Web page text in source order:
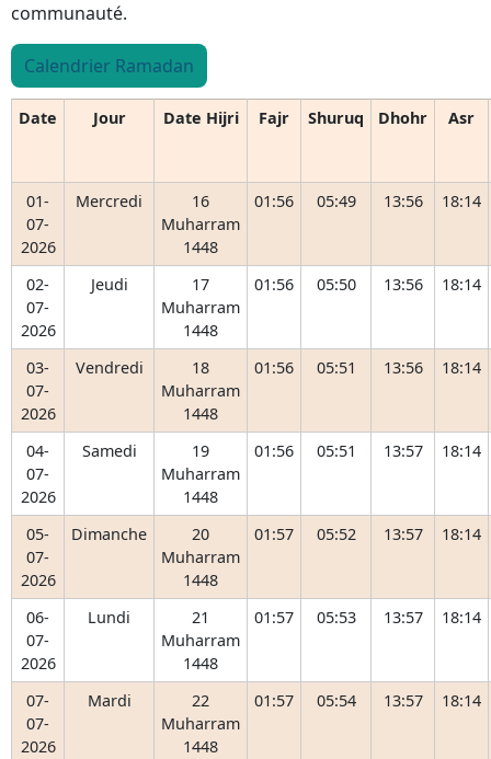
communauté.
Calendrier Ramadan
Date Jour Date Hijri Fajr Shuruq Dhohr Asr
01-
07-
2026
Mercredi
16
Muharram
1448
01:56 05:49 13:56 18:14
02-
07-
2026
Jeudi
17
Muharram
1448
01:56 05:50 13:56 18:14
03-
07-
2026
Vendredi
18
Muharram
1448
01:56 05:51 13:56 18:14
04-
07-
2026
Samedi
19
Muharram
1448
01:56 05:51 13:57 18:14
05-
07-
2026
Dimanche
20
Muharram
1448
01:57 05:52 13:57 18:14
06-
07-
2026
Lundi
21
Muharram
1448
01:57 05:53 13:57 18:14
07-
07-
2026
Mardi
22
Muharram
1448
01:57 05:54 13:57 18:14